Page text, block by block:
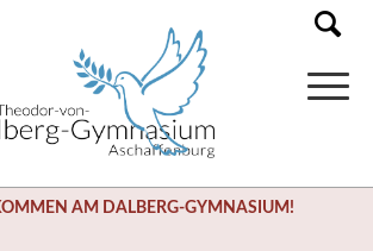
AM DALBERG-GYMNASIUM!